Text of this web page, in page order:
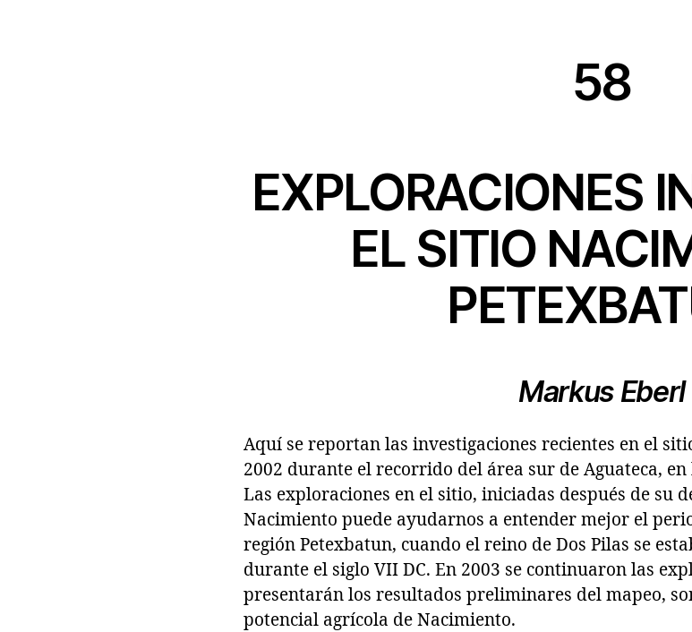
58
EXPLORACIONES
EL SITIO
Markus Eberl
Aquí se reportan las investigaciones recientes en el
2002 durante el recorrido del área sur de Aguateca,
Las exploraciones en el sitio, iniciadas después de su
Nacimiento puede ayudarnos a entender mejor el
región Petexbatun, cuando el reino de Dos Pilas se
durante el siglo VII DC. En 2003 se continuaron las
presentarán los resultados preliminares del mapeo,
potencial agrícola de Nacimiento.